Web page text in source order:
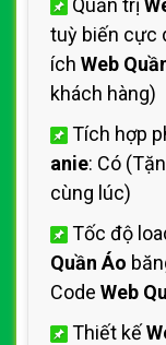
Quản trị
tuỳ biến cực
ích Web
khách hàng)
Tích hợp
anie: Có
cùng lúc)
Tốc độ
Quần Áo
Code Web
Thiết kế